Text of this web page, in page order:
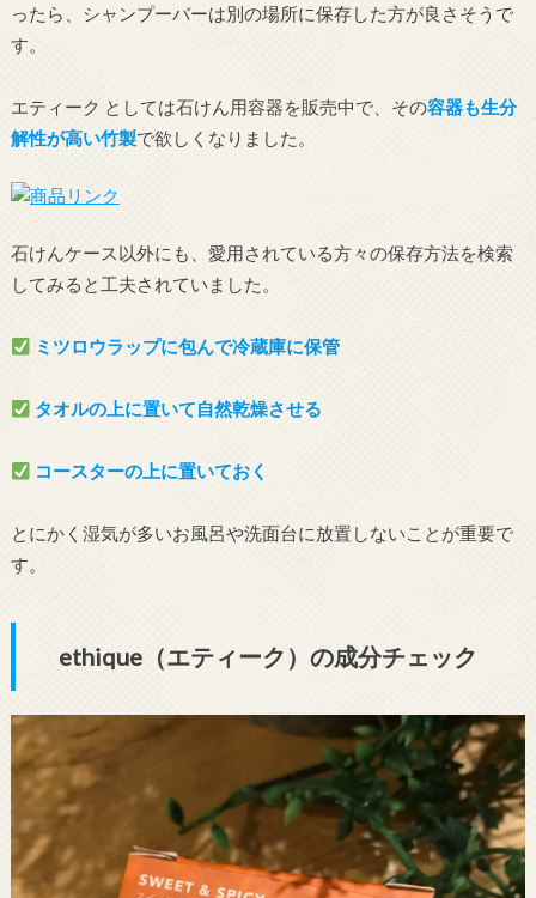
ったら、シャンプーバーは別の場所に保存した方が良さそうで
す。
エティーク としては石けん用容器を販売中で、その容器も生分
解性が高い竹製で欲しくなりました。
石けんケース以外にも、愛用されている方々の保存方法を検索
してみると工夫されていました。
ミツロウラップに包んで冷蔵庫に保管
タオルの上に置いて自然乾燥させる
コースターの上に置いておく
とにかく湿気が多いお風呂や洗面台に放置しないことが重要で
す。
ethique（エティーク）の成分チェック